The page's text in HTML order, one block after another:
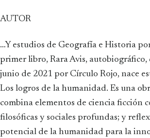
AUTOR
…Y estudios de Geografía e Historia
primer libro, Rara Avis, autobiográfico,
junio de 2021 por Círculo Rojo, nace
Los logros de la humanidad. Es una
combina elementos de ciencia ficción
filosóficas y sociales profundas; y
potencial de la humanidad para la